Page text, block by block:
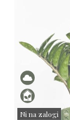
Ni na zalogi